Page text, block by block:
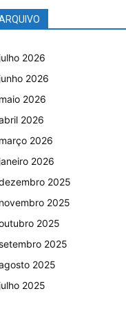
2026
2026
2026
2026
2026
2026
2025
2025
2025
2025
2025
2025